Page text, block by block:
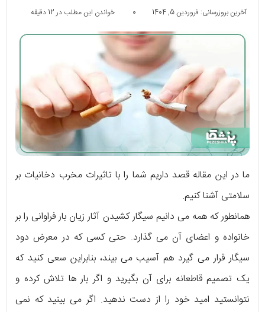
آخرین بروزرسانی: فروردین 5, 1404
0 خواندن این مطلب در 12 دقیقه
ما در این مقاله قصد داریم شما را با تاثیرات مخرب دخانیات بر
سلامتی آشنا کنیم.
همانطور که همه می دانیم سیگار کشیدن آثار زیان بار فراوانی را بر
خانواده و اعضای آن می گذارد. حتی کسی که در معرض دود
سیگار قرار می گیرد هم آسیب می بیند، بنابراین سعی کنید که
یک تصمیم قاطعانه برای آن بگیرید و اگر بار ها تلاش کرده و
نتوانستید امید خود را از دست ندهید. اگر می بینید که نمی